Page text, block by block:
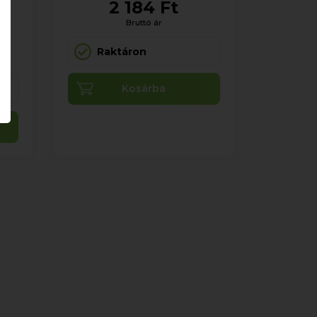
2 184 Ft
Bruttó ár
Raktáron
Kosárba